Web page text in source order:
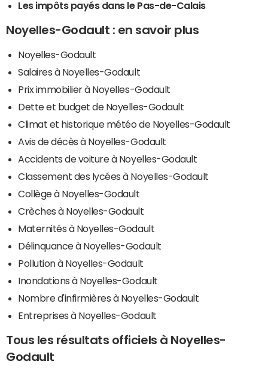
Les impôts payés dans le Pas-de-Calais
Noyelles-Godault : en savoir plus
Noyelles-Godault
Salaires à Noyelles-Godault
Prix immobilier à Noyelles-Godault
Dette et budget de Noyelles-Godault
Climat et historique météo de Noyelles-Godault
Avis de décès à Noyelles-Godault
Accidents de voiture à Noyelles-Godault
Classement des lycées à Noyelles-Godault
Collège à Noyelles-Godault
Crèches à Noyelles-Godault
Maternités à Noyelles-Godault
Délinquance à Noyelles-Godault
Pollution à Noyelles-Godault
Inondations à Noyelles-Godault
Nombre d'infirmières à Noyelles-Godault
Entreprises à Noyelles-Godault
Tous les résultats officiels à Noyelles-
Godault